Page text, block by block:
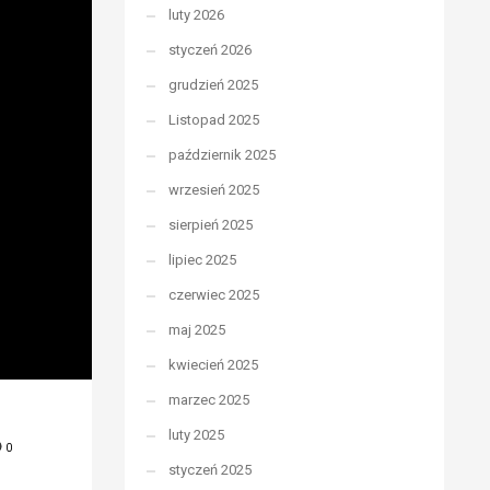
0
luty 2026
styczeń 2026
grudzień 2025
Listopad 2025
październik 2025
wrzesień 2025
sierpień 2025
lipiec 2025
czerwiec 2025
maj 2025
kwiecień 2025
marzec 2025
luty 2025
styczeń 2025